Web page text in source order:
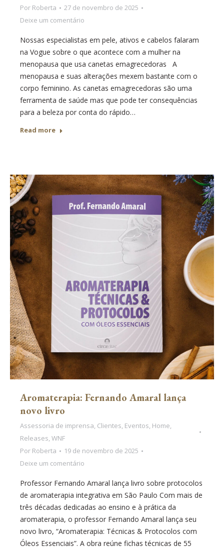
Por Roberta
27 de novembro de 2025
Deixe um comentário
Nossas especialistas em pele, ativos e cabelos falaram
na Vogue sobre o que acontece com a mulher na
menopausa que usa canetas emagrecedoras A
menopausa e suas alterações mexem bastante com o
corpo feminino. As canetas emagrecedoras são uma
ferramenta de saúde mas que pode ter consequências
para a beleza por conta do rápido…
Read more
Aromaterapia: Fernando Amaral lança
novo livro
Assessoria de imprensa, Clientes, Eventos, Home,
Releases, WNF
Por Roberta
19 de novembro de 2025
Deixe um comentário
Professor Fernando Amaral lança livro sobre protocolos
de aromaterapia integrativa em São Paulo Com mais de
três décadas dedicadas ao ensino e à prática da
aromaterapia, o professor Fernando Amaral lança seu
novo livro, “Aromaterapia: Técnicas & Protocolos com
Óleos Essenciais”. A obra reúne fichas técnicas de 55